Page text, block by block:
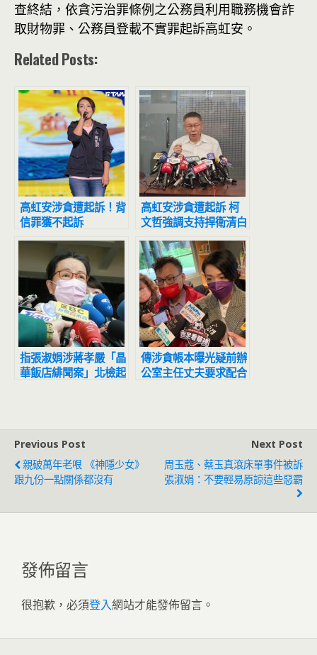
查終結，依貪污治罪條例之公務員利用職務機會詐
取財物罪、公務員登載不實罪起訴高虹安。
Related Posts:
高虹安涉貪遭起訴！背
信罪獲不起訴
高虹安涉貪遭起訴 柯
文哲強調支持捍衛清白
指張淑娟涉蔣孝嚴「晶
華飯店緋聞案」北檢起
傳涉貪帳本曝光疑前辦
公室主任丈夫要求配合
Previous Post
親破萬年老哏 《神隱少女》
跟九份一點關係都沒有
Next Post
周玉蔻、蔡玉真滾床單事件被訴
張淑娟：不要輕易原諒這些惡霸
發佈留言
很抱歉，必須登入網站才能發佈留言。